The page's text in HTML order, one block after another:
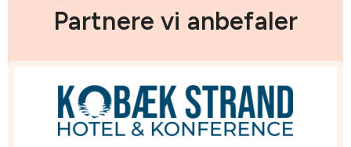
Partnere vi anbefaler